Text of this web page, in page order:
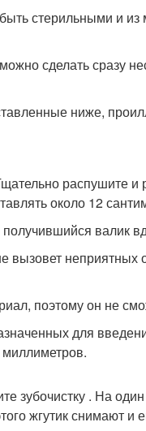
стерильными и из
сделать сразу
ниже,
распушите
около 12
валик
вызовет
поэтому он не
для
зубочистку . На
жгутик снимают и